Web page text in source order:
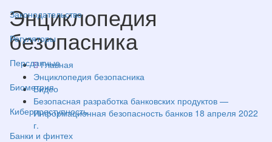
Законодательство
Регуляторы
Персданные
Биометрия
Киберпреступность
Банки и финтех
Энциклопедия
безопасника
Главная
Энциклопедия безопасника
Видео
Безопасная разработка банковских продуктов —
Информационная безопасность банков 18 апреля 2022
г.